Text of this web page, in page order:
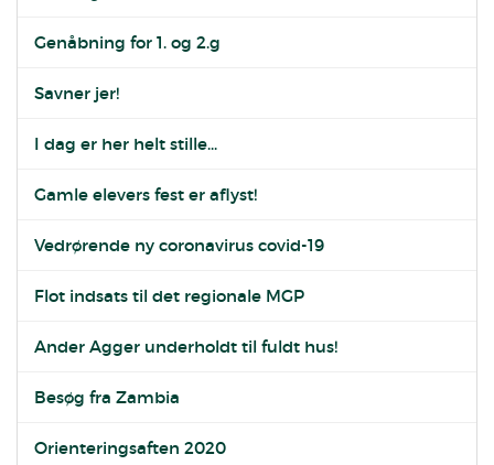
Genåbning for 1. og 2.g
Savner jer!
I dag er her helt stille...
Gamle elevers fest er aflyst!
Vedrørende ny coronavirus covid-19
Flot indsats til det regionale MGP
Ander Agger underholdt til fuldt hus!
Besøg fra Zambia
Orienteringsaften 2020